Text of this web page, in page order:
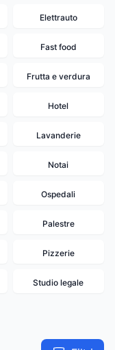
Elettrauto
Fast food
Frutta e verdura
Hotel
Lavanderie
Notai
Ospedali
Palestre
Pizzerie
Studio legale